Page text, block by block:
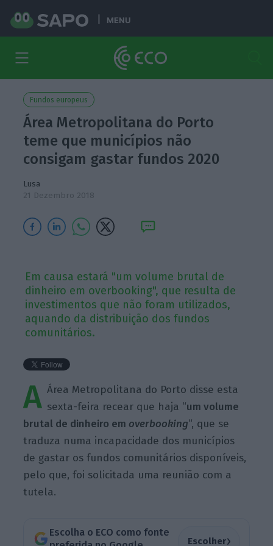
MENU
Fundos europeus
Área Metropolitana do Porto
teme que municípios não
consigam gastar fundos 2020
Lusa
21 Dezembro 2018
Em causa estará "um volume brutal de
dinheiro em overbooking", que resulta de
investimentos que não foram utilizados,
aquando da distribuição dos fundos
comunitários.
A Área Metropolitana do Porto disse esta
sexta-feira recear que haja “um volume
brutal de dinheiro em overbooking“, que se
traduza numa incapacidade dos municípios
de gastar os fundos comunitários disponíveis,
pelo que, foi solicitada uma reunião com a
tutela.
Escolha o ECO como fonte
Escolher›